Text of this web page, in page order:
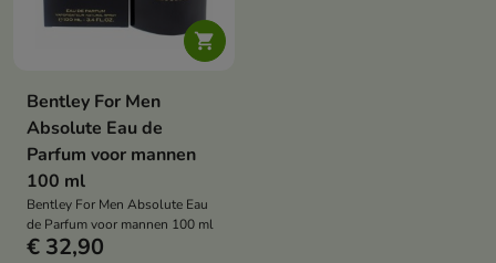

Bentley For Men
Absolute Eau de
Parfum voor mannen
100 ml
Bentley For Men Absolute Eau
de Parfum voor mannen 100 ml
€ 32,90